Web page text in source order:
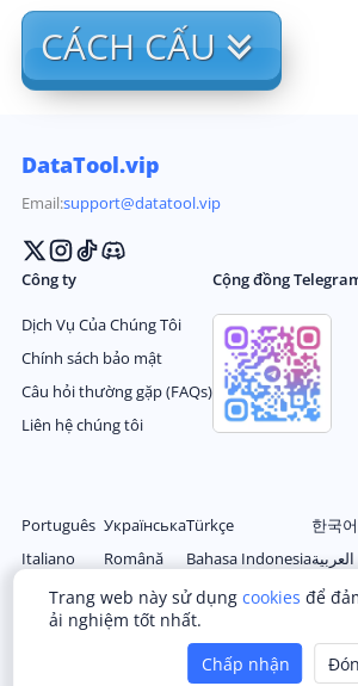
CÁCH CẤU
DataTool.vip
Email:support@datatool.vip
Công ty
Dịch Vụ Của Chúng Tôi
Chính sách bảo mật
Câu hỏi thường gặp (FAQs)
Liên hệ chúng tôi
Cộng đồng
Português
Italiano
Nederlands
Polski
Українська
Română
Magyar
Ελληνικά
Türkçe
Bahasa Indonesia
Filipino
ไทย
tiếng Việt
한국어
العربية
日本语
Trang web này sử dụngcookiesđể
ải nghiệm tốt nhất.
Chấp nhận